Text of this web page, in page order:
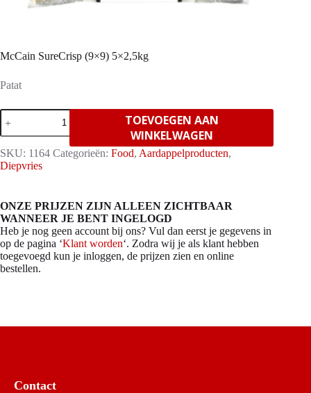
McCain SureCrisp (9×9) 5×2,5kg
Patat
McCain
SureCrisp
(9x9)
5x2,5kg
aantal
TOEVOEGEN AAN
WINKELWAGEN
SKU: 1164 Categorieën: Food, Aardappelproducten,
Diepvries
ONZE PRIJZEN ZIJN ALLEEN ZICHTBAAR
WANNEER JE BENT INGELOGD
Heb je nog geen account bij ons? Vul dan eerst je gegevens in
op de pagina ‘Klant worden‘. Zodra wij je als klant hebben
toegevoegd kun je inloggen, de prijzen zien en online
bestellen.
Contact